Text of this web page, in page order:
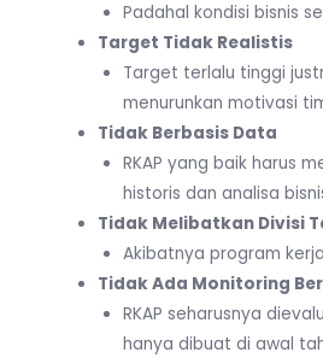
Padahal kondisi bisnis
Target Tidak Realistis
Target terlalu tinggi
menurunkan motivasi
Tidak Berbasis Data
RKAP yang baik harus
historis dan analisa
Tidak Melibatkan Divisi
Akibatnya program
Tidak Ada Monitoring
RKAP seharusnya
hanya dibuat di awal